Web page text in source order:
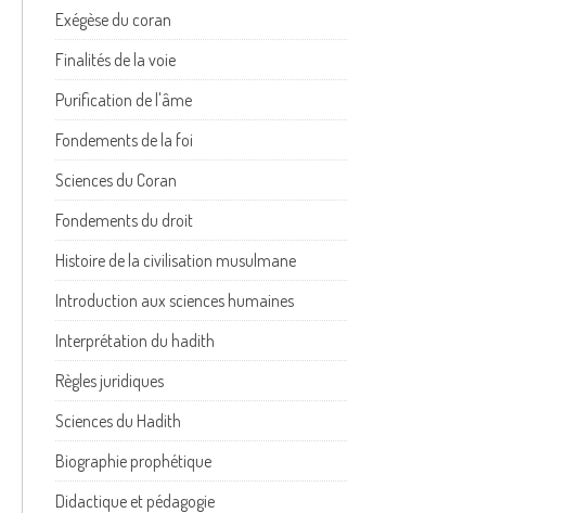
Exégèse du coran
Finalités de la voie
Purification de l'âme
Fondements de la foi
Sciences du Coran
Fondements du droit
Histoire de la civilisation musulmane
Introduction aux sciences humaines
Interprétation du hadith
Règles juridiques
Sciences du Hadith
Biographie prophétique
Didactique et pédagogie